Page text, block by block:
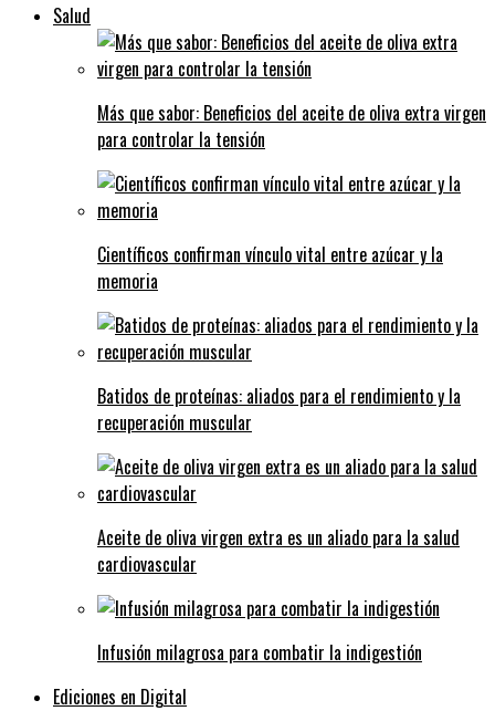
Salud
Más que sabor: Beneficios del aceite de oliva extra virgen
para controlar la tensión
Científicos confirman vínculo vital entre azúcar y la
memoria
Batidos de proteínas: aliados para el rendimiento y la
recuperación muscular
Aceite de oliva virgen extra es un aliado para la salud
cardiovascular
Infusión milagrosa para combatir la indigestión
Ediciones en Digital